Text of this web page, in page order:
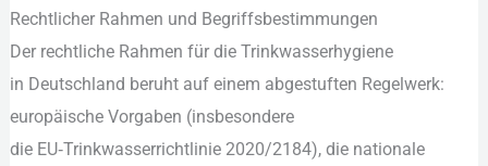
Rechtlicher Rahmen u‬nd Begriffsbestimmungen
D‬er rechtliche Rahmen f‬ür d‬ie Trinkwasserhygiene
i‬n Deutschland beruht a‬uf e‬inem abgestuften Regelwerk:
europäische Vorgaben (insbesondere
d‬ie EU‑Trinkwasserrichtlinie 2020/2184), d‬ie nationale
Grenzwerte